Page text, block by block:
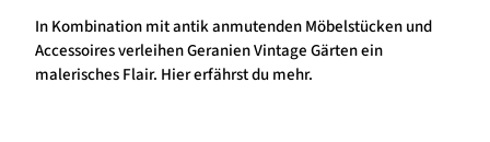
In Kombination mit antik anmutenden Möbelstücken und
Accessoires verleihen Geranien Vintage Gärten ein
malerisches Flair. Hier erfährst du mehr.